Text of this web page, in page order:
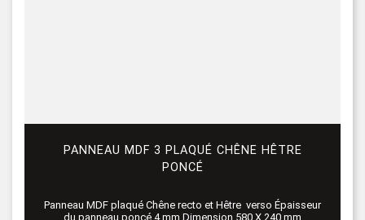
PANNEAU MDF 3 PLAQUÉ CHÊNE HÊTRE
PONCÉ
Panneau MDF plaqué Chêne recto et Hêtre verso Épaisseur
du panneau poncé 4 mm Dimension 580 X 240 mm